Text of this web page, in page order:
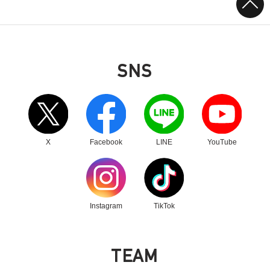
SNS
X
別ウィンドウリンク
Facebook
別ウィンドウリンク
LINE
別ウィンドウリンク
YouTube
別ウィンドウリンク
Instagram
別ウィンドウリンク
TikTok
別ウィンドウリンク
TEAM